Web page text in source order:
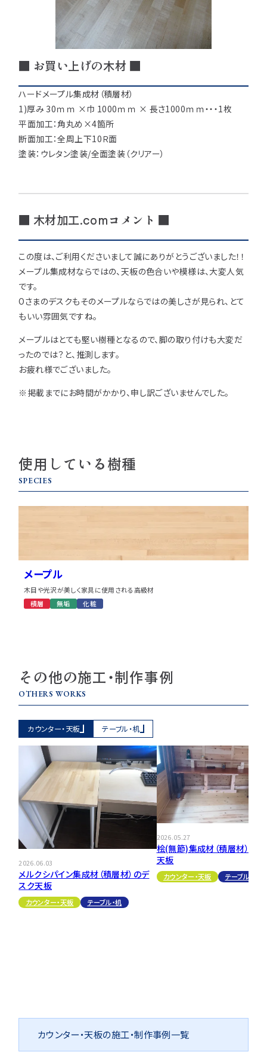
■ お買い上げの木材 ■
ハードメープル集成材（積層材）
1)厚み 30ｍｍ ×巾 1000ｍｍ × 長さ1000ｍｍ・・・1枚
平面加工：角丸め×4箇所
断面加工：全周上下10Ｒ面
塗装：ウレタン塗装/全面塗装（クリアー）
■ 木材加工.comコメント ■
この度は、ご利用くださいまして誠にありがとうございました！！
メープル集成材ならではの、天板の色合いや模様は、大変人気
です。
Oさまのデスクもそのメープルならではの美しさが見られ、とて
もいい雰囲気ですね。
メープルはとても堅い樹種となるので、脚の取り付けも大変だ
ったのでは？と、推測します。
お疲れ様でございました。
※掲載までにお時間がかかり、申し訳ございませんでした。
使用している樹種
SPECIES
メープル
木目や光沢が美しく家具に使用される高級材
積層
無垢 化粧
その他の施工・制作事例
OTHERS WORKS
カウンター・天板 テーブル・机
2026.06.03
メルクシパイン集成材（積層材）のデ
スク天板
カウンター・天板 テーブル・机
2026.05.27
桧(無節)集成材（積層材）の
天板
カウンター・天板 テーブル・机
カウンター・天板の施工・制作事例一覧